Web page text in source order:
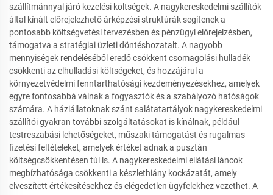
szállítmánnyal járó kezelési költségek. A nagykereskedelmi szállítók
által kínált előrejelezhető árképzési struktúrák segítenek a
pontosabb költségvetési tervezésben és pénzügyi előrejelzésben,
támogatva a stratégiai üzleti döntéshozatalt. A nagyobb
mennyiségek rendeléséből eredő csökkent csomagolási hulladék
csökkenti az elhulladási költségeket, és hozzájárul a
környezetvédelmi fenntarthatósági kezdeményezésekhez, amelyek
egyre fontosabbá válnak a fogyasztók és a szabályozó hatóságok
számára. A háziállatoknak szánt salátatartályok nagykereskedelmi
szállítói gyakran további szolgáltatásokat is kínálnak, például
testreszabási lehetőségeket, műszaki támogatást és rugalmas
fizetési feltételeket, amelyek értéket adnak a pusztán
költségcsökkentésen túl is. A nagykereskedelmi ellátási láncok
megbízhatósága csökkenti a készlethiány kockázatát, amely
elveszített értékesítésekhez és elégedetlen ügyfelekhez vezethet. A